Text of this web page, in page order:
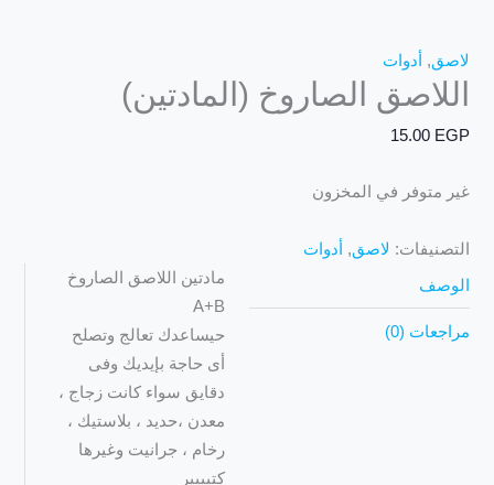
لاصق, أدوات
اللاصق الصاروخ (المادتين)
15.00 EGP
غير متوفر في المخزون
التصنيفات: لاصق, أدوات
الوصف
مراجعات (0)
مادتين اللاصق الصاروخ
A+B
حيساعدك تعالج وتصلح
أى حاجة بإيديك وفى
دقايق سواء كانت زجاج ،
معدن ،حديد ، بلاستيك ،
رخام ، جرانيت وغيرها
كتيييير